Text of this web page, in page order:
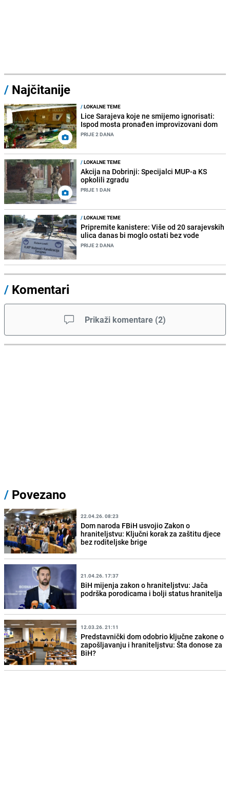
/ Najčitanije
/LOKALNE TEME
Lice Sarajeva koje ne smijemo ignorisati:
Ispod mosta pronađen improvizovani dom
PRIJE 2 DANA
/LOKALNE TEME
Akcija na Dobrinji: Specijalci MUP-a KS
opkolili zgradu
PRIJE 1 DAN
/LOKALNE TEME
Pripremite kanistere: Više od 20 sarajevskih
ulica danas bi moglo ostati bez vode
PRIJE 2 DANA
/ Komentari
Prikaži komentare (2)
/ Povezano
22.04.26. 08:23
Dom naroda FBiH usvojio Zakon o
hraniteljstvu: Ključni korak za zaštitu djece
bez roditeljske brige
21.04.26. 17:37
BiH mijenja zakon o hraniteljstvu: Jača
podrška porodicama i bolji status hranitelja
12.03.26. 21:11
Predstavnički dom odobrio ključne zakone o
zapošljavanju i hraniteljstvu: Šta donose za
BiH?